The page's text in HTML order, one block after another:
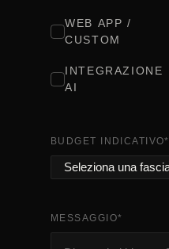
WEB APP /
CUSTOM
INTEGRAZIONE
AI
BUDGET INDICATIVO*
MESSAGGIO*